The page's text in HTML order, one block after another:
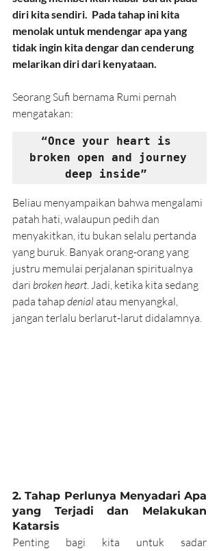
diri kita sendiri.  Pada tahap ini kita
menolak untuk mendengar apa yang
tidak ingin kita dengar dan cenderung
melarikan diri dari kenyataan.
Seorang Sufi bernama Rumi pernah
mengatakan:
“Once your heart is
broken open and journey
deep inside”
Beliau menyampaikan bahwa mengalami
patah hati, walaupun pedih dan
menyakitkan, itu bukan selalu pertanda
yang buruk. Banyak orang-orang yang
justru memulai perjalanan spiritualnya
dari broken heart. Jadi, ketika kita sedang
pada tahap denial atau menyangkal,
jangan terlalu berlarut-larut didalamnya.
2. Tahap Perlunya Menyadari Apa
yang Terjadi dan Melakukan
Katarsis
Penting bagi kita untuk sadar